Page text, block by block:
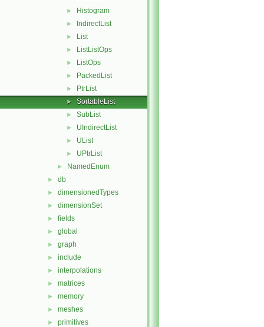
► Histogram
► IndirectList
► List
► ListListOps
► ListOps
► PackedList
► PtrList
► SortableList
► SubList
► UIndirectList
► UList
► UPtrList
► NamedEnum
► db
► dimensionedTypes
► dimensionSet
► fields
► global
► graph
► include
► interpolations
► matrices
► memory
► meshes
► primitives